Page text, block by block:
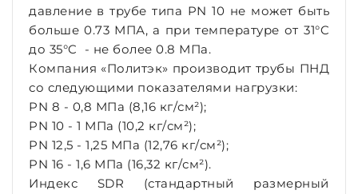
давление в трубе типа PN 10 не может быть
больше 0.73 МПА, а при температуре от 31°C
до 35°C - не более 0.8 МПа.
Компания «Политэк» производит трубы ПНД
со следующими показателями нагрузки:
PN 8 - 0,8 МПа (8,16 кг/см²);
PN 10 - 1 МПа (10,2 кг/см²);
PN 12,5 - 1,25 МПа (12,76 кг/см²);
PN 16 - 1,6 МПа (16,32 кг/см²).
Индекс SDR (стандартный размерный